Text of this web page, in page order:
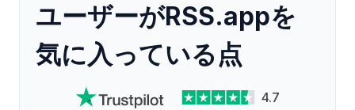
ユーザーがRSS.appを
気に入っている点
4.7